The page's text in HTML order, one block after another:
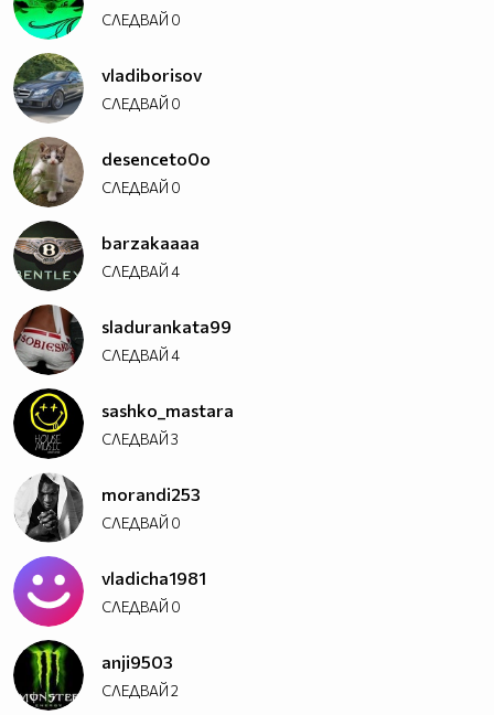
СЛЕДВАЙ 0
vladiborisov
СЛЕДВАЙ 0
desenceto0o
СЛЕДВАЙ 0
barzakaaaa
СЛЕДВАЙ4
sladurankata99
СЛЕДВАЙ4
sashko_mastara
СЛЕДВАЙ3
morandi253
СЛЕДВАЙ 0
vladicha1981
СЛЕДВАЙ 0
anji9503
СЛЕДВАЙ2